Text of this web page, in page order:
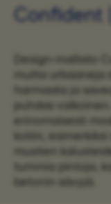
Confident
Design-mallisto
mutta urbaaneja
harmaata ja
puhdas
erinomaisesti
kotiin,
mustien
tummia pintoja,
betonin sävyjä.